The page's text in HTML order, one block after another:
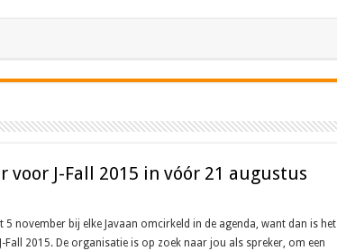
voor J-Fall 2015 in vóór 21 augustus
5 november bij elke Javaan omcirkeld in de agenda, want dan is het
Fall 2015. De organisatie is op zoek naar jou als spreker, om een